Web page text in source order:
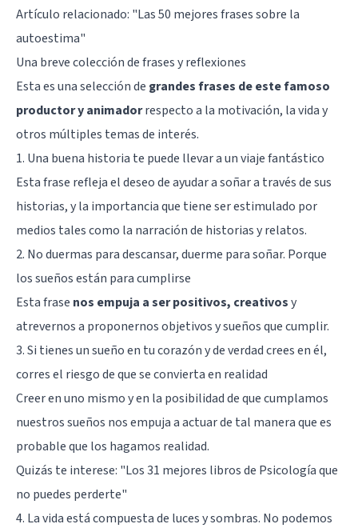
Artículo relacionado: "Las 50 mejores frases sobre la
autoestima"
Una breve colección de frases y reflexiones
Esta es una selección de grandes frases de este famoso
productor y animadorrespecto a la motivación, la vida y
otros múltiples temas de interés.
1. Una buena historia te puede llevar a un viaje fantástico
Esta frase refleja el deseo de ayudar a soñar a través de sus
historias, y la importancia que tiene ser estimulado por
medios tales como la narración de historias y relatos.
2. No duermas para descansar, duerme para soñar. Porque
los sueños están para cumplirse
Esta frase nos empuja a ser positivos, creativosy
atrevernos a proponernos objetivos y sueños que cumplir.
3. Si tienes un sueño en tu corazón y de verdad crees en él,
corres el riesgo de que se convierta en realidad
Creer en uno mismo y en la posibilidad de que cumplamos
nuestros sueños nos empuja a actuar de tal manera que es
probable que los hagamos realidad.
Quizás te interese: "Los 31 mejores libros de Psicología que
no puedes perderte"
4. La vida está compuesta de luces y sombras. No podemos